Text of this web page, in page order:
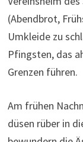
bewundern die
Industriegebiet
bald: Sonne,
paar Zuschauer
Landschaft,
Glückshormone
mehr, sondern